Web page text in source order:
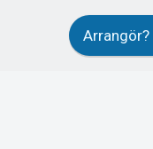
Arrangör?